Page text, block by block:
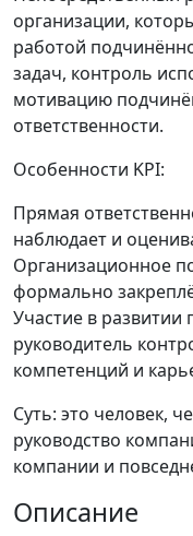
организации,
работой
задач, контроль
мотивацию
ответственности.
Особенности KPI:
Прямая
наблюдает и
Организационное
формально
Участие в развитии
руководитель
компетенций и
Суть: это человек,
руководство
компании и
Описание